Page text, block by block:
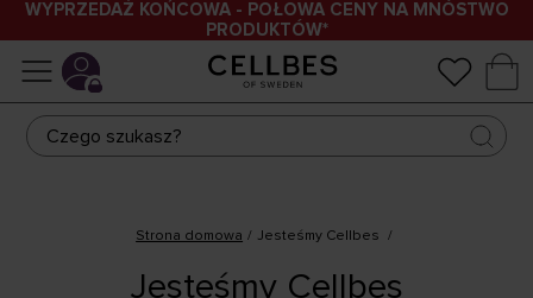
WYPRZEDAŻ KOŃCOWA - POŁOWA CENY NA MNÓSTWO
PRODUKTÓW*
Strona domowa Jesteśmy Cellbes
Jesteśmy Cellbes